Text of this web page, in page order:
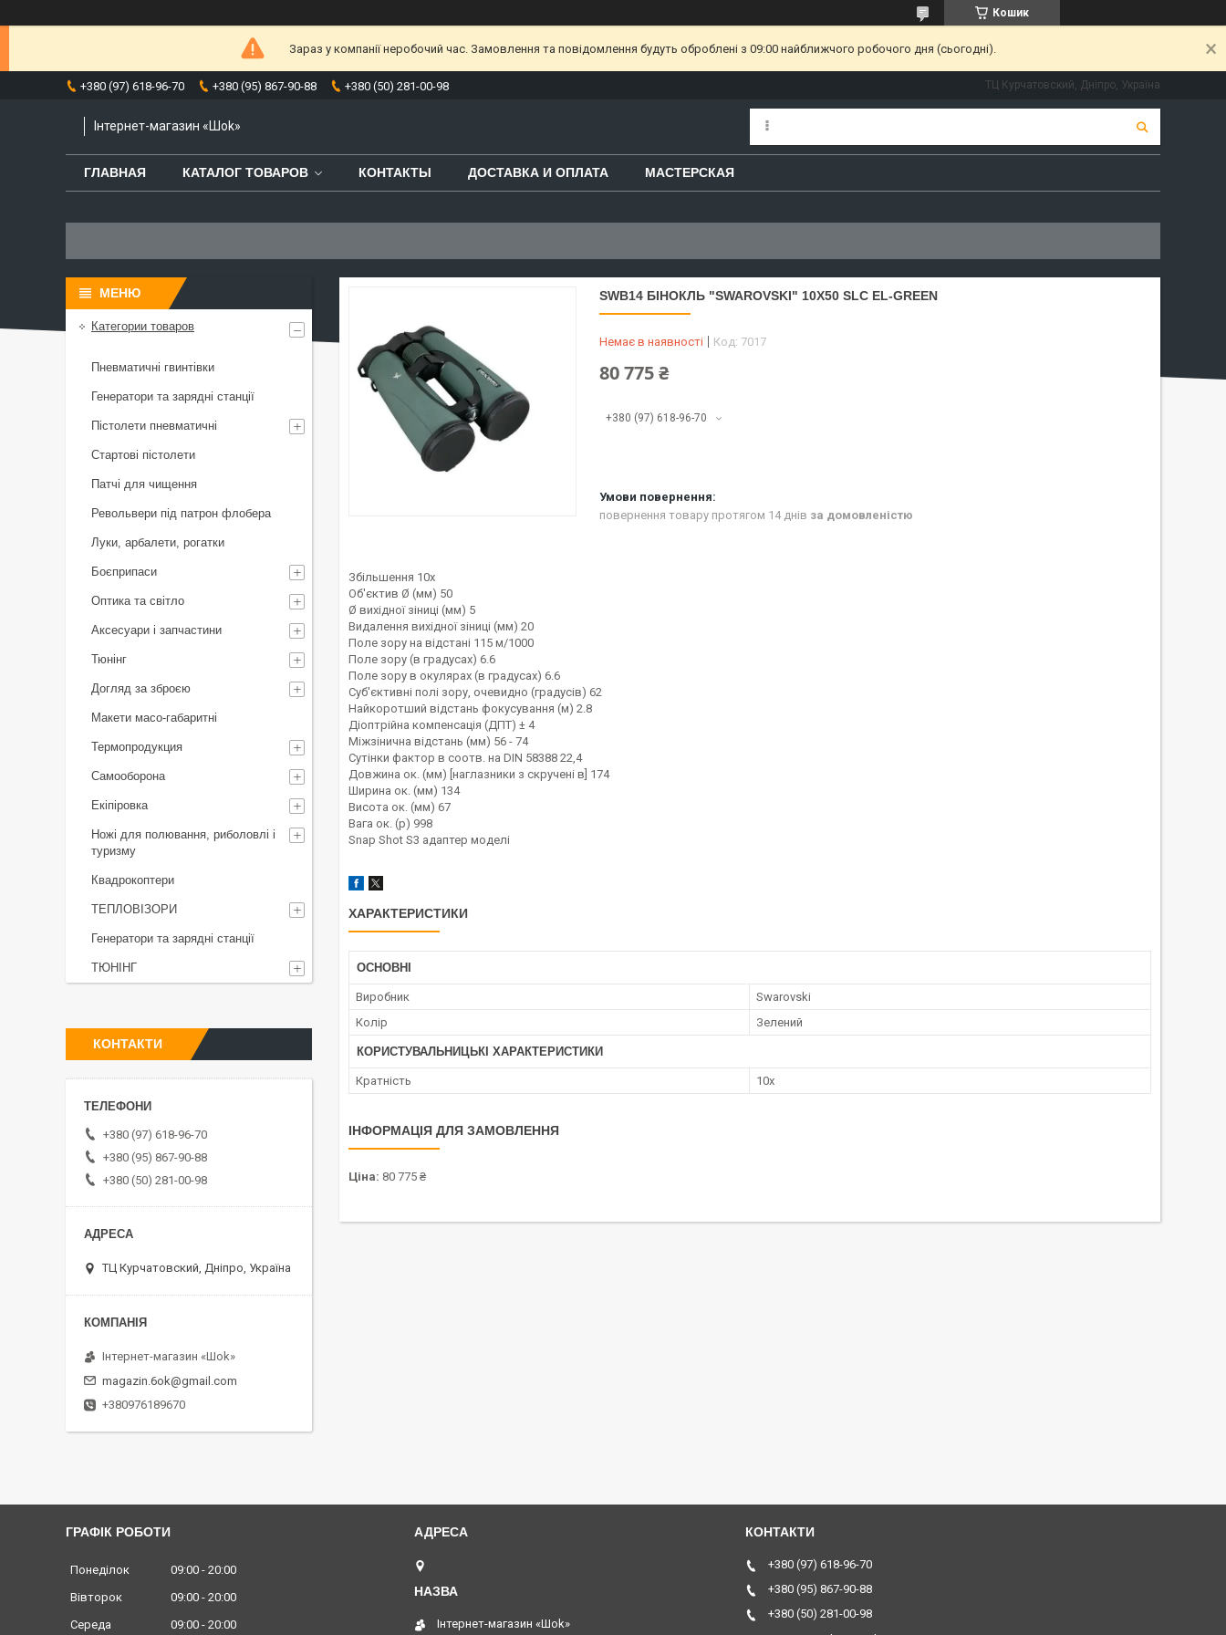
Кошик
Зараз у компанії неробочий час. Замовлення та повідомлення будуть оброблені з 09:00 найближчого робочого дня (сьогодні).
+380 (97) 618-96-70 +380 (95) 867-90-88 +380 (50) 281-00-98 ТЦ Курчатовский, Дніпро, Україна
Інтернет-магазин «Шоk»
ГЛАВНАЯ КАТАЛОГ ТОВАРОВ КОНТАКТЫ ДОСТАВКА И ОПЛАТА МАСТЕРСКАЯ
SWB14 БІНОКЛЬ "SWAROVSKI" 10X50 SLC EL-GREEN
Немає в наявності Код: 7017
80 775 ₴
+380 (97) 618-96-70
повернення товару протягом 14 днів за домовленістю
Збільшення 10x
Об'єктив Ø (мм) 50
Ø вихідної зіниці (мм) 5
Видалення вихідної зіниці (мм) 20
Поле зору на відстані 115 м/1000
Поле зору (в градусах) 6.6
Поле зору в окулярах (в градусах) 6.6
Суб'єктивні полі зору, очевидно (градусів) 62
Найкоротший відстань фокусування (м) 2.8
Діоптрійна компенсація (ДПТ) ± 4
Міжзінична відстань (мм) 56 - 74
Сутінки фактор в соотв. на DIN 58388 22,4
Довжина ок. (мм) [наглазники з скручені в] 174
Ширина ок. (мм) 134
Висота ок. (мм) 67
Вага ок. (р) 998
Snap Shot S3 адаптер моделі
ХАРАКТЕРИСТИКИ
ОСНОВНІ
Виробник
Swarovski
Колір
Зелений
КОРИСТУВАЛЬНИЦЬКІ ХАРАКТЕРИСТИКИ
Кратність 10x
ІНФОРМАЦІЯ ДЛЯ ЗАМОВЛЕННЯ
Ціна: 80 775 ₴
Категории товаров
Пневматичні гвинтівки
Генератори та зарядні станції
Пістолети пневматичні
Стартові пістолети
Патчі для чищення
Револьвери під патрон флобера
Луки, арбалети, рогатки
Боєприпаси
Оптика та світло
Аксесуари і запчастини
Тюнінг
Догляд за зброєю
Макети масо-габаритні
Термопродукция
Самооборона
Екіпіровка
Ножі для полювання, риболовлі і
туризму
Квадрокоптери
ТЕПЛОВІЗОРИ
Генератори та зарядні станції
ТЮНІНГ
КОНТАКТИ
+380 (97) 618-96-70
+380 (95) 867-90-88
+380 (50) 281-00-98
ТЦ Курчатовский, Дніпро, Україна
Інтернет-магазин «Шоk»
magazin.6ok@gmail.com
+380976189670
ГРАФІК РОБОТИ
Понеділок 09:00
20:00
Вівторок
09:00
20:00
Середа
09:00 20:00 Інтернет-магазин «Шоk»
+380 (97) 618-96-70
+380 (95) 867-90-88
+380 (50) 281-00-98